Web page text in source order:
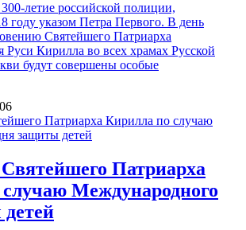
летие российской полиции,
году указом Петра Первого. В день
Святейшего Патриарха
Руси Кирилла во всех храмах Русской
будут совершены особые
Патриарха
Международного